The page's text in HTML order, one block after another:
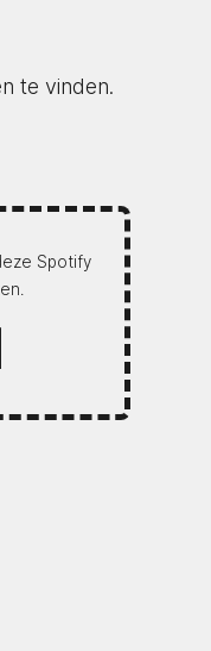
te vinden.
Spotify